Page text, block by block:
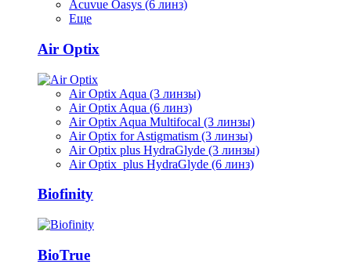
Acuvue Oasys (6 линз)
Еще
Air Optix
Air Optix Aqua (3 линзы)
Air Optix Aqua (6 линз)
Air Optix Aqua Multifocal (3 линзы)
Air Optix for Astigmatism (3 линзы)
Air Optix plus HydraGlyde (3 линзы)
Air Optix plus HydraGlyde (6 линз)
Biofinity
BioTrue